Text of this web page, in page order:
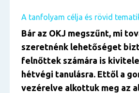
A tanfolyam célja és rövid
Bár az OKJ megszűnt, mi
szeretnénk lehetőséget
felnőttek számára is
hétvégi tanulásra. Ettől a
vezérelve alkottuk meg az